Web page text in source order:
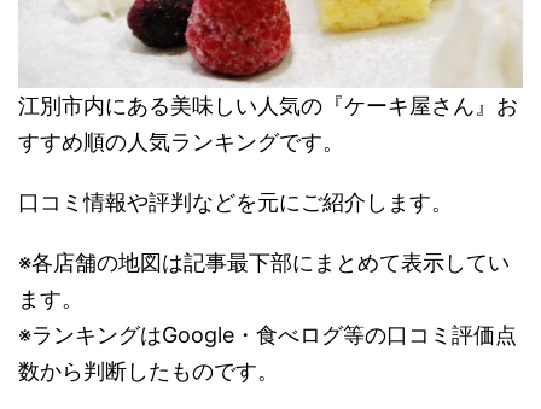
江別市内にある美味しい人気の『ケーキ屋さん』お
すすめ順の人気ランキングです。
口コミ情報や評判などを元にご紹介します。
※各店舗の地図は記事最下部にまとめて表示してい
ます。
※ランキングはGoogle・食べログ等の口コミ評価点
数から判断したものです。